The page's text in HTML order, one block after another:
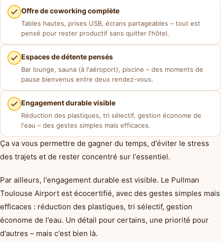
Offre de coworking complète
Tables hautes, prises USB, écrans partageables – tout est
pensé pour rester productif sans quitter l'hôtel.
Espaces de détente pensés
Bar lounge, sauna (à l'aéroport), piscine – des moments de
pause bienvenus entre deux rendez-vous.
Engagement durable visible
Réduction des plastiques, tri sélectif, gestion économe de
l'eau – des gestes simples mais efficaces.
Ça va vous permettre de gagner du temps, d'éviter le stress
des trajets et de rester concentré sur l'essentiel.
Par ailleurs, l'engagement durable est visible. Le Pullman
Toulouse Airport est écocertifié, avec des gestes simples mais
efficaces : réduction des plastiques, tri sélectif, gestion
économe de l'eau. Un détail pour certains, une priorité pour
d'autres – mais c'est bien là.